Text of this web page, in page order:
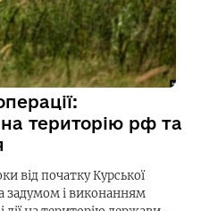
територію рф та
від початку Курської
задумом і виконанням